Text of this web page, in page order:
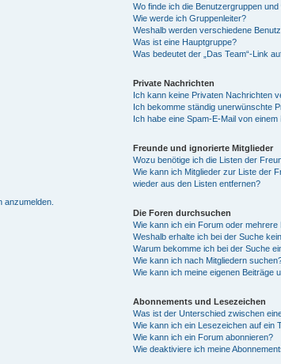
anzumelden.
Wo finde ich die Benutzergruppen
Wie werde ich Gruppenleiter?
Weshalb werden verschiedene
Was ist eine Hauptgruppe?
Was bedeutet der „Das Team“-Link
Private Nachrichten
Ich kann keine Privaten Nachrichten
Ich bekomme ständig unerwünschte
Ich habe eine Spam-E-Mail von
Freunde und ignorierte Mitglieder
Wozu benötige ich die Listen der
Wie kann ich Mitglieder zur Liste der
wieder aus den Listen entfernen?
Die Foren durchsuchen
Wie kann ich ein Forum oder
Weshalb erhalte ich bei der Suche
Warum bekomme ich bei der Suche
Wie kann ich nach Mitgliedern
Wie kann ich meine eigenen Beiträge
Abonnements und Lesezeichen
Was ist der Unterschied zwischen
Wie kann ich ein Lesezeichen auf ein
Wie kann ich ein Forum abonnieren?
Wie deaktiviere ich meine